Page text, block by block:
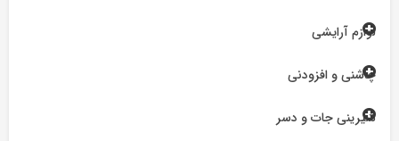
لوازم آرایشی
چاشنی و افزودنی
شیرینی جات و دسر